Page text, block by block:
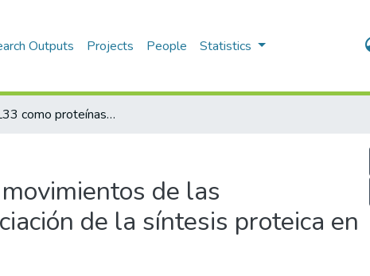
Outputs Projects People Statistics
S13 y L33 como proteínas sensoras de movimientos de las subunidades ribosomales durante la iniciación de la síntesis proteica en bacterias
de las
de la síntesis proteica en